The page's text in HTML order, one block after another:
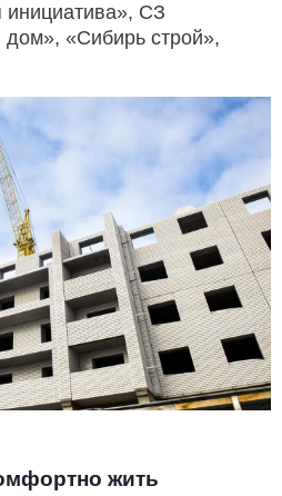
СЗ
«Сибирь строй»,
жить